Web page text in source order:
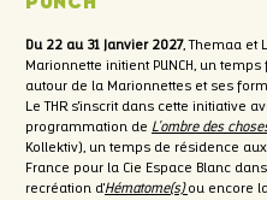
Du 22 au 31 Janvier 2027, Themaa et
Marionnette initient PUNCH, un
autour de la Marionnettes et ses
Le THR s'inscrit dans cette initiative
programmation de L'ombre des
Kollektiv), un temps de résidence
France pour la Cie Espace Blanc
recréation d'Hématome(s) ou encore